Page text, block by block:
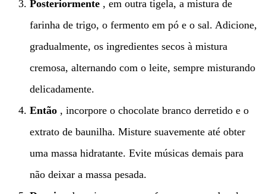
Posteriormente , em outra tigela, a mistura de
farinha de trigo, o fermento em pó e o sal. Adicione,
gradualmente, os ingredientes secos à mistura
cremosa, alternando com o leite, sempre misturando
delicadamente.
Então , incorpore o chocolate branco derretido e o
extrato de baunilha. Misture suavemente até obter
uma massa hidratante. Evite músicas demais para
não deixar a massa pesada.